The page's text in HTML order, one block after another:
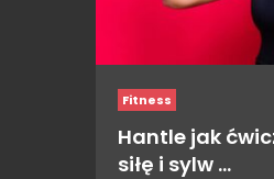
Fitness
Hantle jak
siłę i sylw …